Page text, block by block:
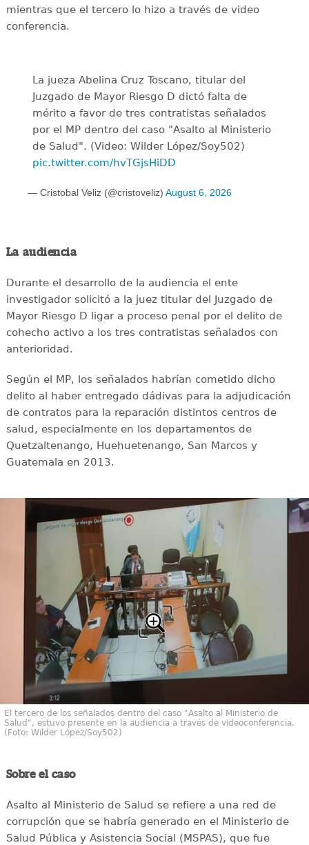
mientras que el tercero lo hizo a través de video
conferencia.
La jueza Abelina Cruz Toscano, titular del
Juzgado de Mayor Riesgo D dictó falta de
mérito a favor de tres contratistas señalados
por el MP dentro del caso "Asalto al Ministerio
de Salud". (Video: Wilder López/Soy502)
pic.twitter.com/hvTGjsHiDD
— Cristobal Veliz (@cristoveliz) August 6, 2026
La audiencia
Durante el desarrollo de la audiencia el ente
investigador solicitó a la juez titular del Juzgado de
Mayor Riesgo D ligar a proceso penal por el delito de
cohecho activo a los tres contratistas señalados con
anterioridad.
Según el MP, los señalados habrían cometido dicho
delito al haber entregado dádivas para la adjudicación
de contratos para la reparación distintos centros de
salud, especialmente en los departamentos de
Quetzaltenango, Huehuetenango, San Marcos y
Guatemala en 2013.
El tercero de los señalados dentro del caso "Asalto al Ministerio de
Salud", estuvo presente en la audiencia a través de videoconferencia.
(Foto: Wilder López/Soy502)
Sobre el caso
Asalto al Ministerio de Salud se refiere a una red de
corrupción que se habría generado en el Ministerio de
Salud Pública y Asistencia Social (MSPAS), que fue